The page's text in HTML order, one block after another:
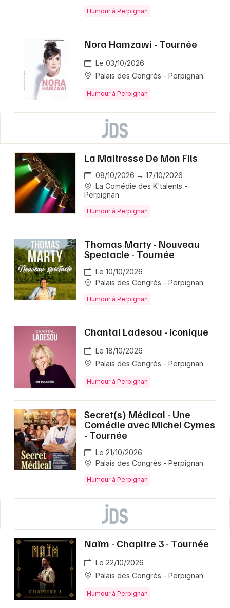
Humour à Perpignan
Nora Hamzawi - Tournée
Le 03/10/2026
Palais des Congrès - Perpignan
Humour à Perpignan
La Maitresse De Mon Fils
08/10/2026 → 17/10/2026
La Comédie des K'talents -
Perpignan
Humour à Perpignan
Thomas Marty - Nouveau
Spectacle - Tournée
Le 10/10/2026
Palais des Congrès - Perpignan
Humour à Perpignan
Chantal Ladesou - Iconique
Le 18/10/2026
Palais des Congrès - Perpignan
Humour à Perpignan
Secret(s) Médical - Une
Comédie avec Michel Cymes
- Tournée
Le 21/10/2026
Palais des Congrès - Perpignan
Humour à Perpignan
Naïm - Chapitre 3 - Tournée
Le 22/10/2026
Palais des Congrès - Perpignan
Humour à Perpignan